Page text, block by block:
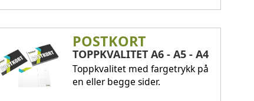
POSTKORT
TOPPKVALITET A6 - A5 - A4
Toppkvalitet med fargetrykk på
en eller begge sider.